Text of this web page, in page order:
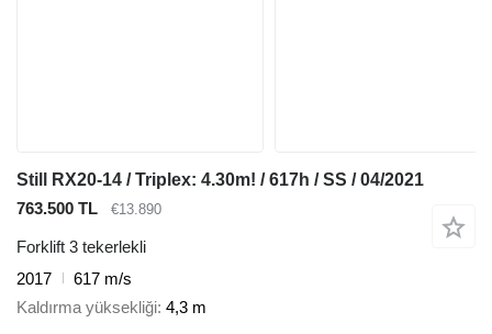
Still RX20-14 / Triplex: 4.30m! / 617h / SS / 04/2021
763.500 TL
€13.890
Forklift 3 tekerlekli
2017
617 m/s
Kaldırma yüksekliği 4,3 m